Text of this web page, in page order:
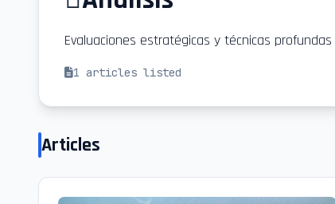
Evaluaciones estratégicas y técnicas
1 articles listed
Articles